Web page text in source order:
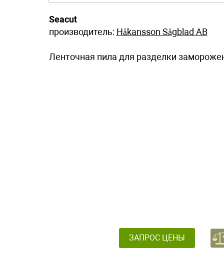
Seacut
производитель: Håkansson Sågblad AB
Ленточная пила для разделки
ЗАПРОС ЦЕНЫ